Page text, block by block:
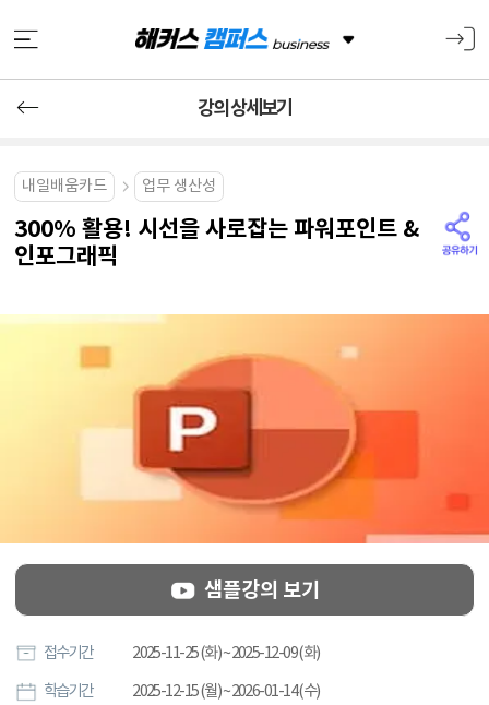
강의 상세보기
내일배움카드 업무 생산성
300% 활용! 시선을 사로잡는 파워포인트 &
인포그래픽
샘플강의 보기
접수기간 2025-11-25 (화) ~ 2025-12-09 (화)
학습기간 2025-12-15 (월) ~ 2026-01-14 (수)